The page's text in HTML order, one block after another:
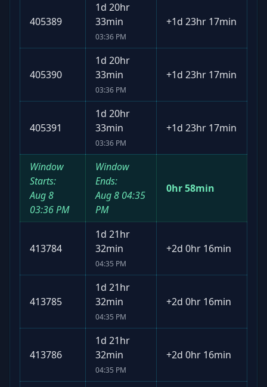
405389
1d 20hr
33min
03:36 PM
+1d 23hr 17min
405390
1d 20hr
33min
03:36 PM
+1d 23hr 17min
405391
1d 20hr
33min
03:36 PM
+1d 23hr 17min
Window
Starts:
Aug 8
03:36 PM
Window
Ends:
Aug 8 04:35
PM
0hr 58min
413784
1d 21hr
32min
04:35 PM
+2d 0hr 16min
413785
1d 21hr
32min
04:35 PM
+2d 0hr 16min
413786
1d 21hr
32min
04:35 PM
+2d 0hr 16min